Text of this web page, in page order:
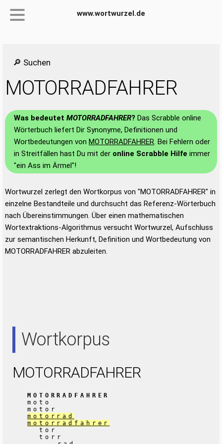
www.wortwurzel.de
🔎 Suchen
MOTORRADFAHRER
Was bedeutet MOTORRADFAHRER? Das Scrabble online
Wörterbuch liefert Dir Synonyme, Definitionen und
Wortbedeutungen von MOTORRADFAHRER. Bei Fehlern oder
in Streitfällen hast Du mit der online Scrabble Hilfe immer
"ein Ass im Ärmel"!
Wortwurzel zerlegt den Wortkorpus von "MOTORRADFAHRER" in
einzelne Bestandteile und durchsucht das Referenz-Wörterbuch
nach Übereinstimmungen. Über einen mathematischen
Wortextraktions-Algorithmus versucht Wortwurzel, Aufschluss
zur semantischen Herkunft, Definition und Wortbedeutung von
MOTORRADFAHRER abzuleiten.
Wortkorpus
MOTORRADFAHRER
MOTORRADFAHRER
moto
motor
motorrad
motorradfahrer
tor
torr